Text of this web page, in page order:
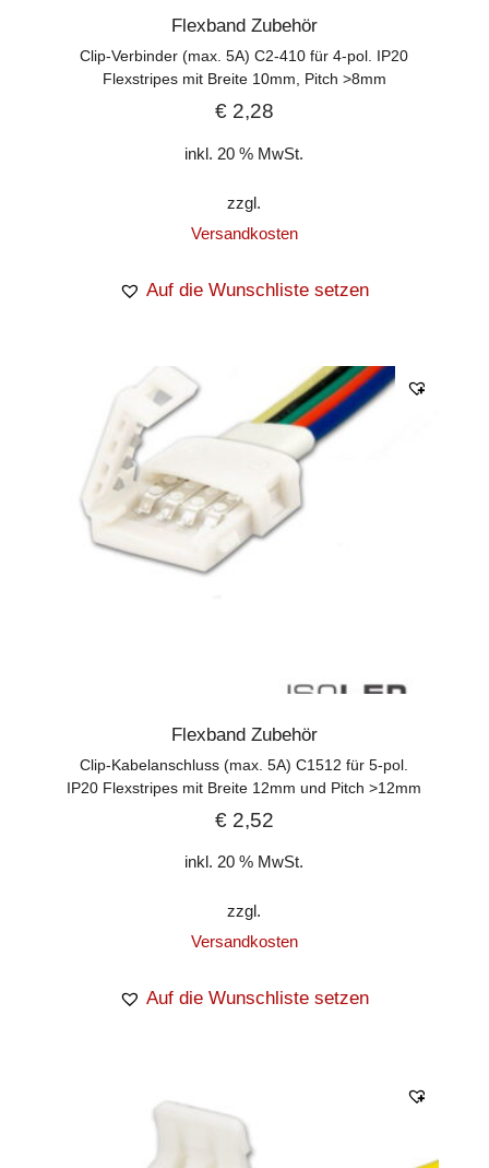
Flexband Zubehör
Clip-Verbinder (max. 5A) C2-410 für 4-pol. IP20
Flexstripes mit Breite 10mm, Pitch >8mm
€2,28
inkl. 20 % MwSt.
zzgl.
Versandkosten
Auf die Wunschliste setzen
Flexband Zubehör
Clip-Kabelanschluss (max. 5A) C1512 für 5-pol.
IP20 Flexstripes mit Breite 12mm und Pitch >12mm
€2,52
inkl. 20 % MwSt.
zzgl.
Versandkosten
Auf die Wunschliste setzen